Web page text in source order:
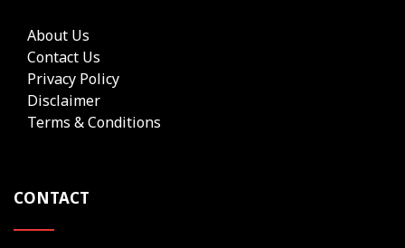
About Us
Contact Us
Privacy Policy
Disclaimer
Terms & Conditions
CONTACT